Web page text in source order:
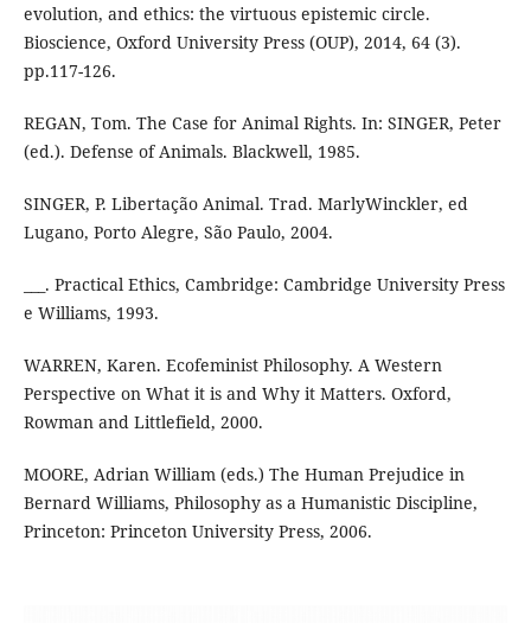
evolution, and ethics: the virtuous epistemic circle.
Bioscience, Oxford University Press (OUP), 2014, 64 (3).
pp.117-126.
REGAN, Tom. The Case for Animal Rights. In: SINGER, Peter
(ed.). Defense of Animals. Blackwell, 1985.
SINGER, P. Libertação Animal. Trad. MarlyWinckler, ed
Lugano, Porto Alegre, São Paulo, 2004.
___. Practical Ethics, Cambridge: Cambridge University Press
e Williams, 1993.
WARREN, Karen. Ecofeminist Philosophy. A Western
Perspective on What it is and Why it Matters. Oxford,
Rowman and Littlefield, 2000.
MOORE, Adrian William (eds.) The Human Prejudice in
Bernard Williams, Philosophy as a Humanistic Discipline,
Princeton: Princeton University Press, 2006.